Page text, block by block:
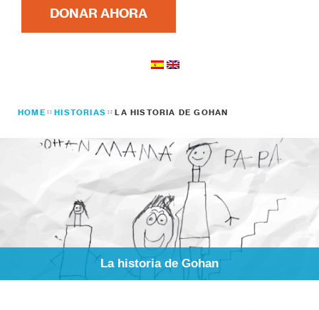
DONAR AHORA
HOME HISTORIAS LA HISTORIA DE GOHAN
La historia de Gohan